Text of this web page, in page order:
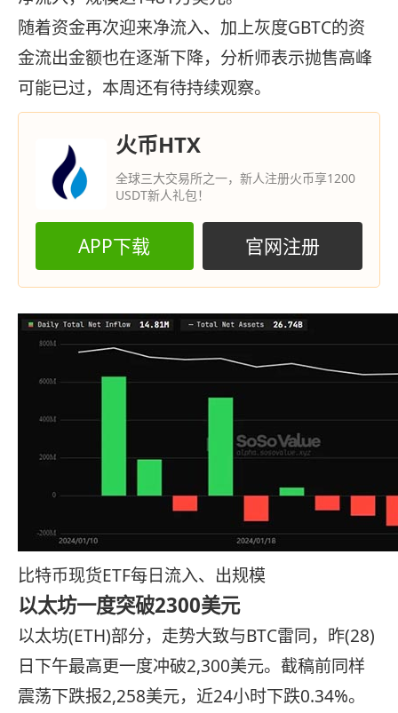
随着资金再次迎来净流入、加上灰度GBTC的资
金流出金额也在逐渐下降，分析师表示抛售高峰
可能已过，本周还有待持续观察。
火币HTX
全球三大交易所之一，新人注册火币享1200
USDT新人礼包！
APP下载 官网注册
比特币现货ETF每日流入、出规模
以太坊一度突破2300美元
以太坊(ETH)部分，走势大致与BTC雷同，昨(28)
日下午最高更一度冲破2,300美元。截稿前同样
震荡下跌报2,258美元，近24小时下跌0.34%。